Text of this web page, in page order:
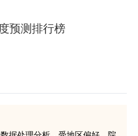
预测排行榜